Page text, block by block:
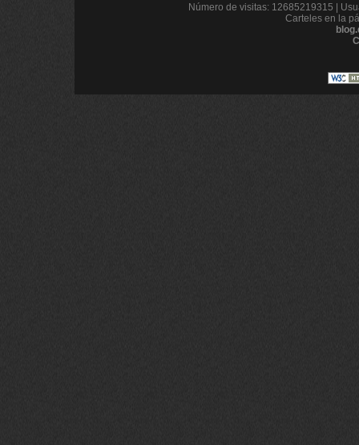
Número de visitas: 12685219315 |
Carteles en la